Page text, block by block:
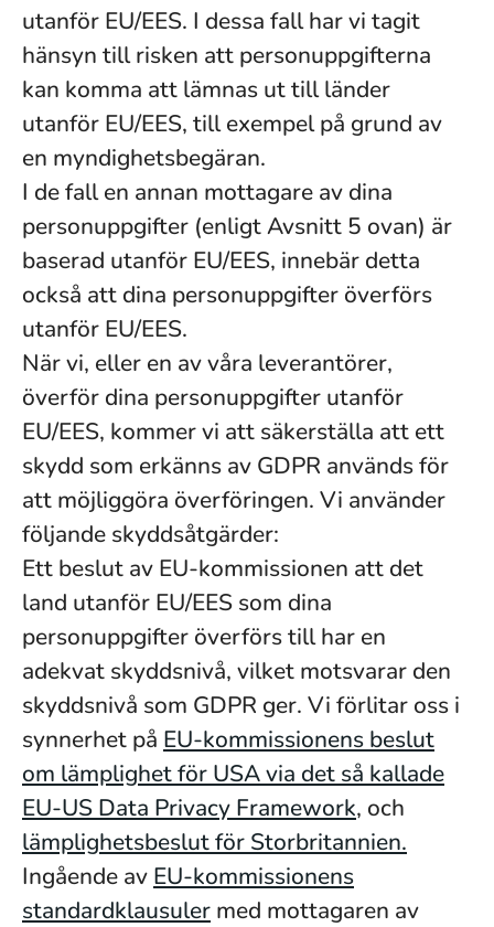
utanför EU/EES. I dessa fall har vi tagit
hänsyn till risken att personuppgifterna
kan komma att lämnas ut till länder
utanför EU/EES, till exempel på grund av
en myndighetsbegäran.
I de fall en annan mottagare av dina
personuppgifter (enligt Avsnitt 5 ovan) är
baserad utanför EU/EES, innebär detta
också att dina personuppgifter överförs
utanför EU/EES.
När vi, eller en av våra leverantörer,
överför dina personuppgifter utanför
EU/EES, kommer vi att säkerställa att ett
skydd som erkänns av GDPR används för
att möjliggöra överföringen. Vi använder
följande skyddsåtgärder:
Ett beslut av EU-kommissionen att det
land utanför EU/EES som dina
personuppgifter överförs till har en
adekvat skyddsnivå, vilket motsvarar den
skyddsnivå som GDPR ger. Vi förlitar oss i
synnerhet på EU-kommissionens beslut
om lämplighet för USA via det så kallade
EU-US Data Privacy Framework, och
lämplighetsbeslut för Storbritannien.
Ingående av EU-kommissionens
standardklausuler med mottagaren av